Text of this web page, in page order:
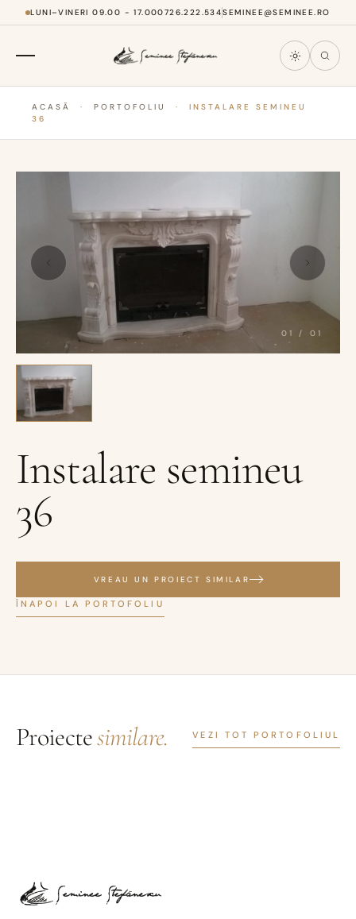
LUNI–VINERI 09.00 - 17.000726.222.534SEMINEE@SEMINEE.RO
ACASĂ · PORTOFOLIU ·
INSTALARE SEMINEU
36
01 / 01
Instalare semineu
36
VREAU UN PROIECT SIMILAR
ÎNAPOI LA PORTOFOLIU
Proiectesimilare. VEZI TOT PORTOFOLIUL